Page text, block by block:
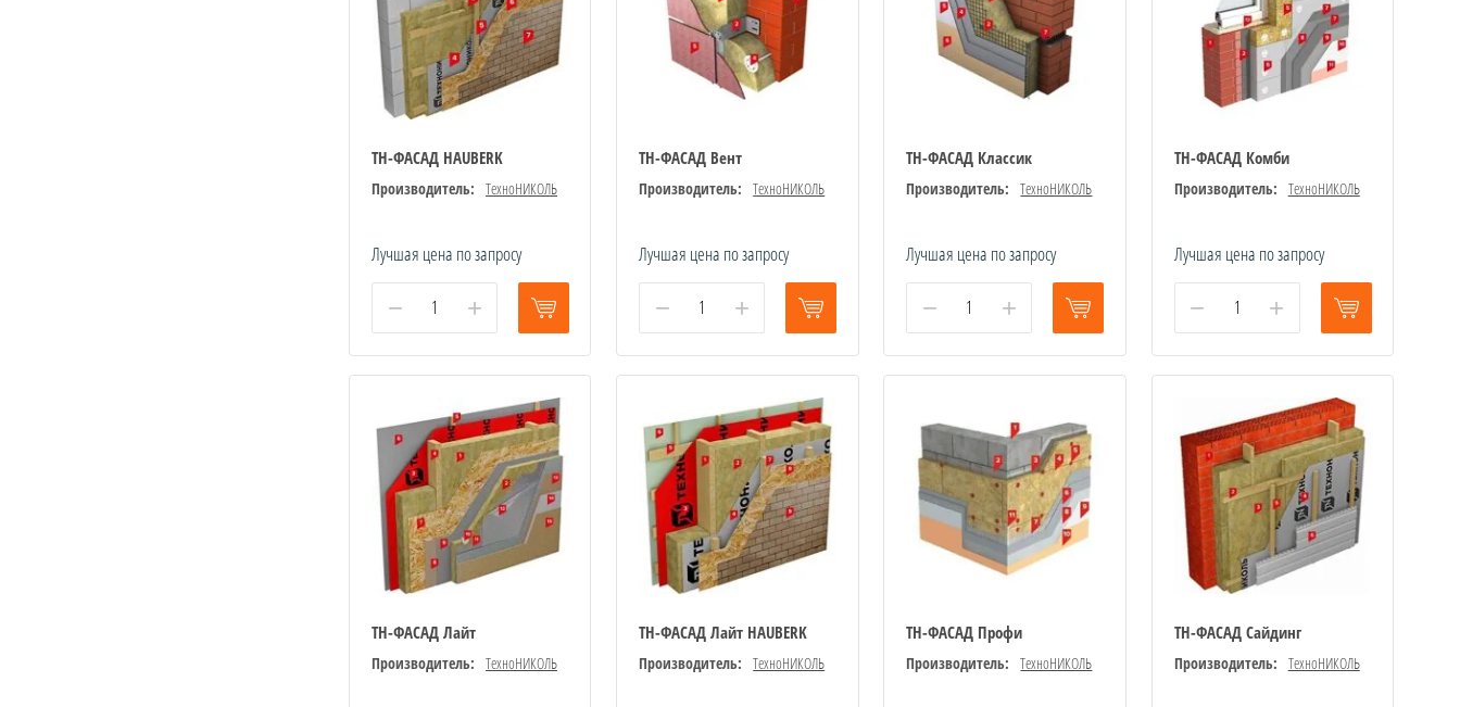
ТН-ФАСАД HAUBERK
Производитель: ТехноНИКОЛЬ
Лучшая цена по запросу
− +
ТН-ФАСАД Вент
Производитель: ТехноНИКОЛЬ
Лучшая цена по запросу
− +
ТН-ФАСАД Классик
Производитель: ТехноНИКОЛЬ
Лучшая цена по запросу
− +
ТН-ФАСАД Комби
Производитель: ТехноНИКОЛЬ
Лучшая цена по запросу
− +
ТН-ФАСАД Лайт
Производитель: ТехноНИКОЛЬ
ТН-ФАСАД Лайт HAUBERK
Производитель: ТехноНИКОЛЬ
ТН-ФАСАД Профи
Производитель: ТехноНИКОЛЬ
ТН-ФАСАД Сайдинг
Производитель: ТехноНИКОЛЬ